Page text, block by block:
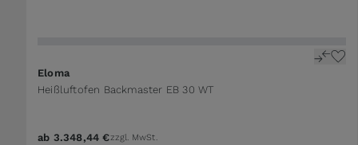
Eloma
Heißluftofen Backmaster EB 30 WT
The price depends on the options chosen on the
ab 3.348,44 €zzgl. MwSt.